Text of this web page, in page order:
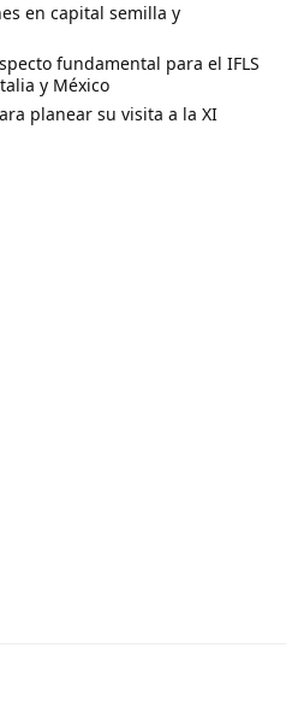
en capital semilla y
fundamental para el IFLS
y México
planear su visita a la XI